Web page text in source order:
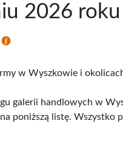
2026 roku
w Wyszkowie i
galerii handlowych w
poniższą listę.